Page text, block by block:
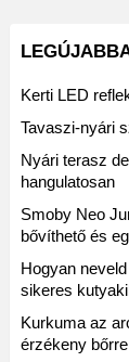
Kerti LED
Tavaszi-nyári
Nyári terasz
hangulatosan
Smoby Neo
bővíthető és
Hogyan
sikeres
Kurkuma az
érzékeny bőrre